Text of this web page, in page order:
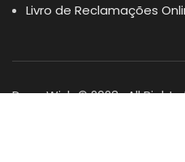
Livro de Reclamações
Dogs Wish © 2023 . All